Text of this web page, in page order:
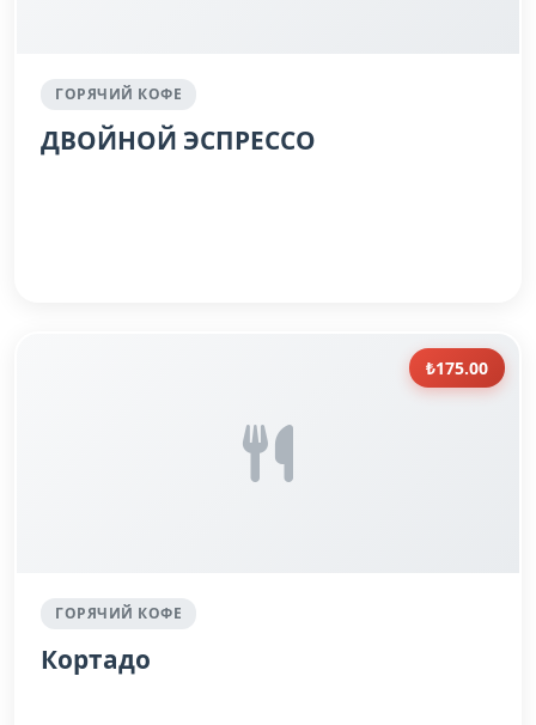
ГОРЯЧИЙ КОФЕ
ДВОЙНОЙ ЭСПРЕССО
₺175.00
ГОРЯЧИЙ КОФЕ
Кортадо